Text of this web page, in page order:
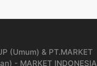
(Umum) & PT.MARKET
- MARKET INDONESIA